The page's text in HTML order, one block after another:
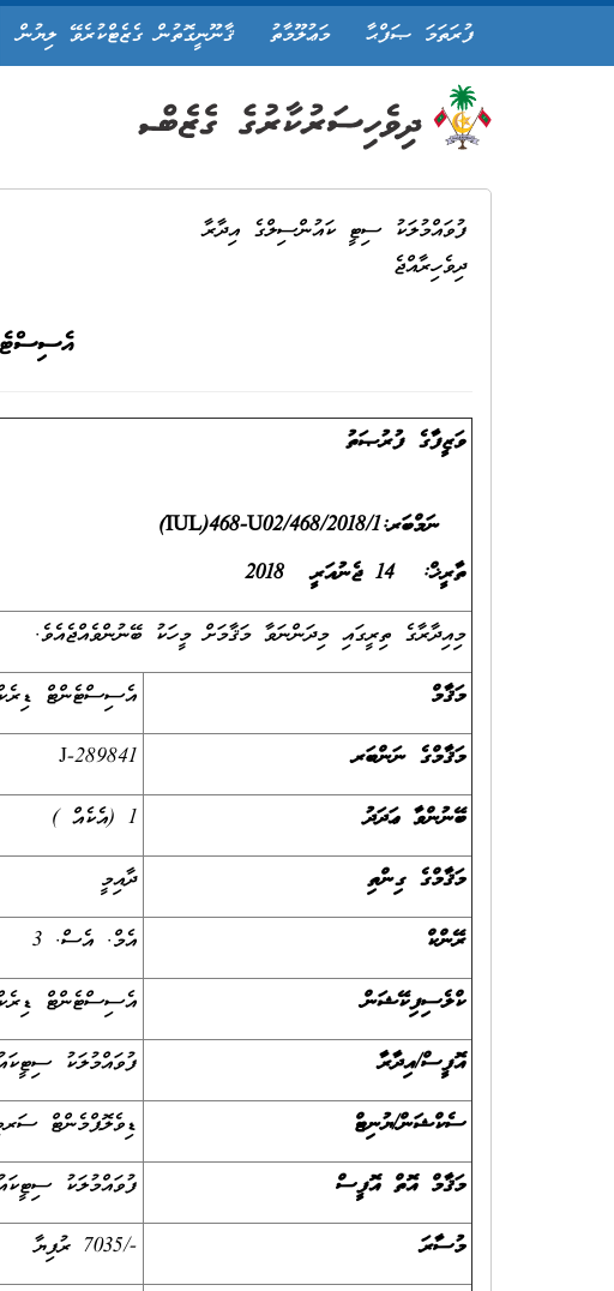
ފުރަތަމަ ޞަފްޙާ މަޢުލޫމާތު ޤާނޫނީގޮތުން ގެޒެޓްކުރެވޭ ލިޔުން
ފުވައްމުލަކު ސިޓީ ކައުންސިލްގެ އިދާރާ
ދިވެހިރާއްޖެ
ވަޒީފާގެ ފުރުޞަތު
(IUL)468-U02/468/2018/1:ނަމްބަރ
ތާރީޚް: 14 ޖެނުއަރީ 2018
މިއިދާރާގެ ތިރީގައި މިދަންނަވާ މަޤާމަށް މީހަކު ބޭނުންވެއްޖެއެވެ.
މަޤާމް
އެސިސްޓެންޓް
މަޤާމްގެ ނަންބަރ
J-289841
ބޭނުންވާ ޢަދަދު
1 (އެކެއް )
މަޤާމްގެ ގިންތި
ދާއިމީ
ރޭންކް
އެމް. އެސް. 3
ކްލެސިފިކޭޝަން
އެސިސްޓެންޓް
އޮފީސް/އިދާރާ
ފުވައްމުލަކު
ސެކްޝަން/ޔުނިޓް
ޑިވެލޮޕްމެންޓް
މަޤާމް އޮތް އޮފީސް
ފުވައްމުލަކު
މުސާރަ
-/7035 ރުފިޔާ